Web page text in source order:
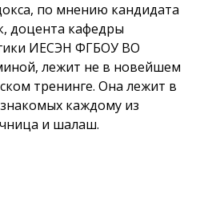
по мнению кандидата
доцента кафедры
ИЕСЭН ФГБОУ ВО
лежит не в новейшем
тренинге. Она лежит в
каждому из
и шалаш.